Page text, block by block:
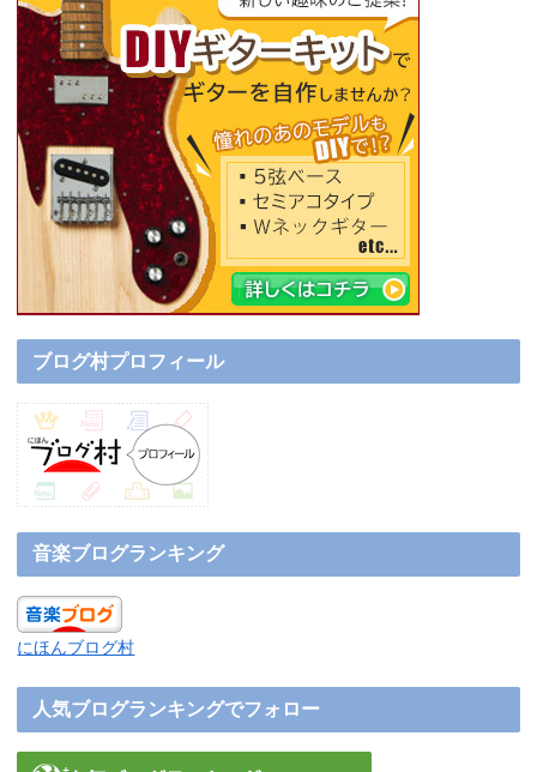
ブログ村プロフィール
音楽ブログランキング
にほんブログ村
人気ブログランキングでフォロー